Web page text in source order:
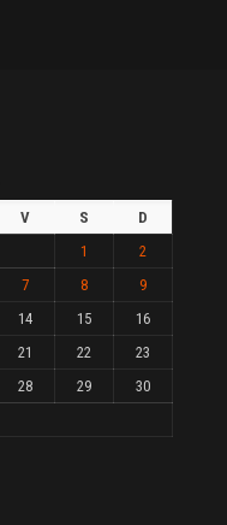
V S
D
1
2
7 8
9
14 15
16
21 22
23
28 29
30